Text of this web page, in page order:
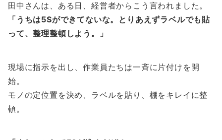
田中さんは、ある日、経営者からこう言われました。
「うちは5Sができてないな。とりあえずラベルでも貼
って、整理整頓しよう。」
現場に指示を出し、作業員たちは一斉に片付けを開
始。
モノの定位置を決め、ラベルを貼り、棚をキレイに整
頓。